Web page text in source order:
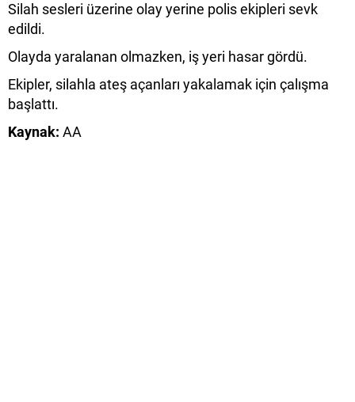
Silah sesleri üzerine olay yerine polis ekipleri sevk
edildi.
Olayda yaralanan olmazken, iş yeri hasar gördü.
Ekipler, silahla ateş açanları yakalamak için çalışma
başlattı.
Kaynak: AA